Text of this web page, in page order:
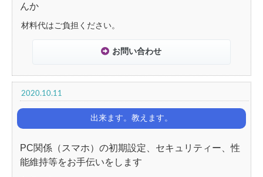
んか
材料代はご負担ください。
お問い合わせ
2020.10.11
出来ます。教えます。
PC関係（スマホ）の初期設定、セキュリティー、性
能維持等をお手伝いをします